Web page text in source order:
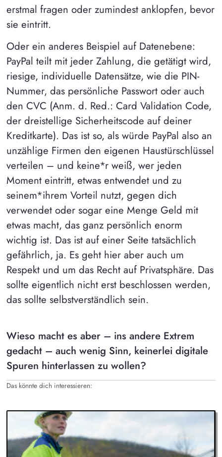
erstmal fragen oder zumindest anklopfen, bevor
sie eintritt.
Oder ein anderes Beispiel auf Datenebene:
PayPal teilt mit jeder Zahlung, die getätigt wird,
riesige, individuelle Datensätze, wie die PIN-
Nummer, das persönliche Passwort oder auch
den CVC (Anm. d. Red.: Card Validation Code,
der dreistellige Sicherheitscode auf deiner
Kreditkarte). Das ist so, als würde PayPal also an
unzählige Firmen den eigenen Haustürschlüssel
verteilen – und keine*r weiß, wer jeden
Moment eintritt, etwas entwendet und zu
seinem*ihrem Vorteil nutzt, gegen dich
verwendet oder sogar eine Menge Geld mit
etwas macht, das ganz persönlich enorm
wichtig ist. Das ist auf einer Seite tatsächlich
gefährlich, ja. Es geht hier aber auch um
Respekt und um das Recht auf Privatsphäre. Das
sollte eigentlich nicht erst beschlossen werden,
das sollte selbstverständlich sein.
Wieso macht es aber – ins andere Extrem
gedacht – auch wenig Sinn, keinerlei digitale
Spuren hinterlassen zu wollen?
Das könnte dich interessieren: